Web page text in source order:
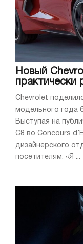
Новый
практически
Chevrolet
модельного года
Выступая на
C8 во Concours
дизайнерского
посетителям: «Я ...